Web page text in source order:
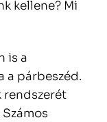
kellene? Mi
is a
a párbeszéd.
rendszerét